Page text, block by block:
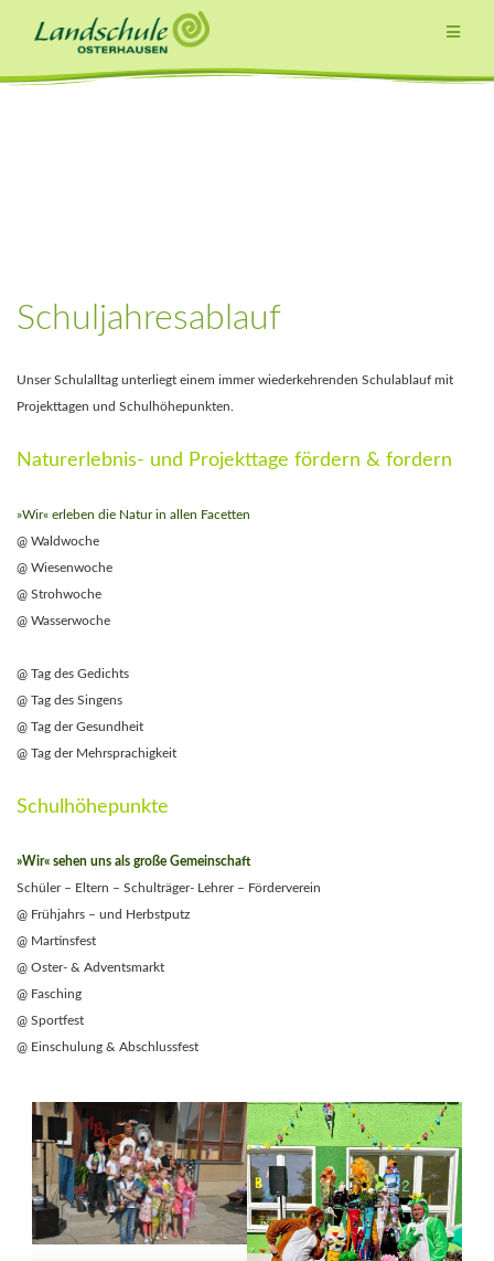
Inhalt
Schuljahresablauf
Unser Schulalltag unterliegt einem immer wiederkehrenden Schulablauf mit
Projekttagen und Schulhöhepunkten.
Naturerlebnis- und Projekttage fördern & fordern
»Wir« erleben die Natur in allen Facetten
@ Waldwoche
@ Wiesenwoche
@ Strohwoche
@ Wasserwoche
@ Tag des Gedichts
@ Tag des Singens
@ Tag der Gesundheit
@ Tag der Mehrsprachigkeit
Schulhöhepunkte
»Wir« sehen uns als große Gemeinschaft
Schüler – Eltern – Schulträger- Lehrer – Förderverein
@ Frühjahrs – und Herbstputz
@ Martinsfest
@ Oster- & Adventsmarkt
@ Fasching
@ Sportfest
@ Einschulung & Abschlussfest